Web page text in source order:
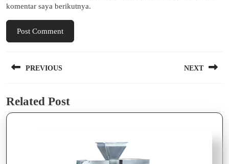
komentar saya berikutnya.
pos
PREVIOUS
post:
NEXT
Related Post